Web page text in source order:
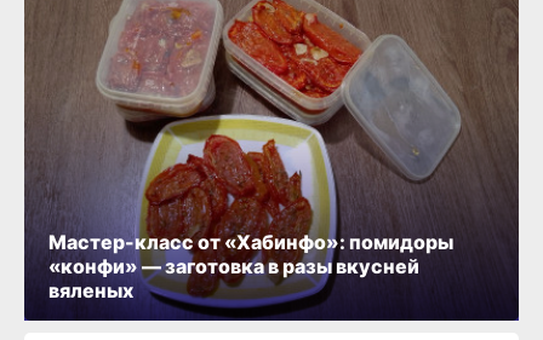
Мастер-класс от «Хабинфо»: помидоры
«конфи» — заготовка в разы вкусней
вяленых